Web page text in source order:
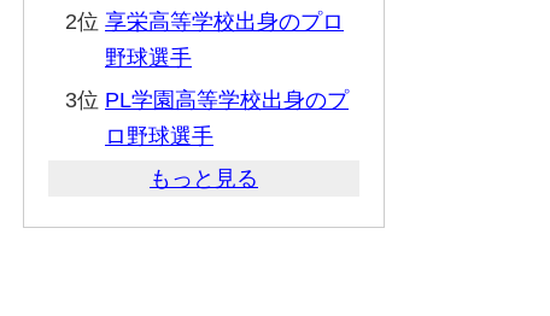
2位 享栄高等学校出身のプロ
野球選手
3位 PL学園高等学校出身のプ
ロ野球選手
もっと見る